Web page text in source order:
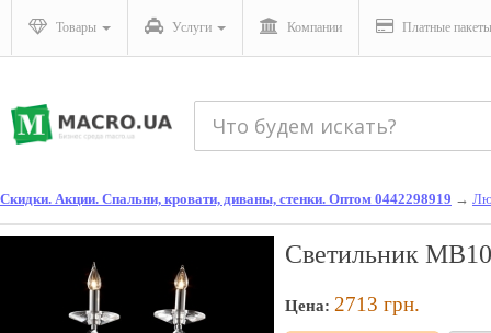
Товары Услуги Компании Платные пакеты
Скидки. Акции. Спальни, кровати, диваны, стенки. Оптом 0442298919 →
Светильник
Цена: 2713 грн.